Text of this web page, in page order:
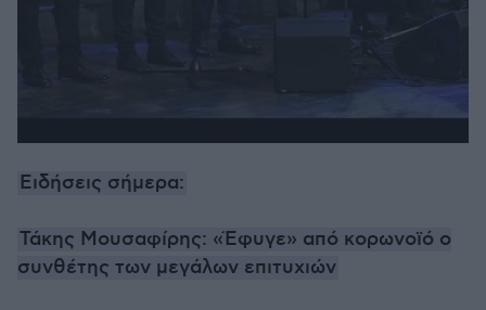
Ειδήσεις σήμερα:
Τάκης Μουσαφίρης: «Έφυγε» από κορωνοϊό ο
συνθέτης των μεγάλων επιτυχιών